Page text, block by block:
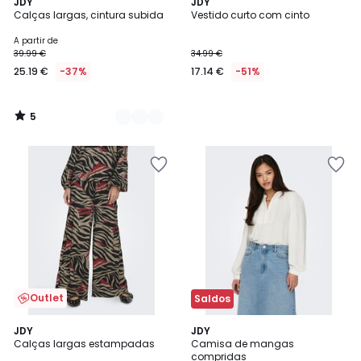
Calças largas, cintura subida
A partir de
39.99 €
25.19 € -37%
/
2
Cores
5
/
Vestido curto com cinto
34.99 €
17.14 € -51%
Outlet
JDY
Calças largas estampadas
3,7
/ 5
Saldos
JDY
Camisa de mangas
compridas
2
Cores